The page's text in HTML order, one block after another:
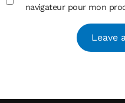
navigateur pour mon